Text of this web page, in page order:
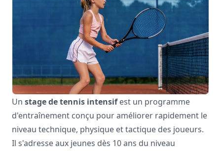
Un stage de tennis intensifest un programme
d'entraînement conçu pour améliorer rapidement le
niveau technique, physique et tactique des joueurs.
Il s'adresse aux jeunes dès 10 ans du niveau